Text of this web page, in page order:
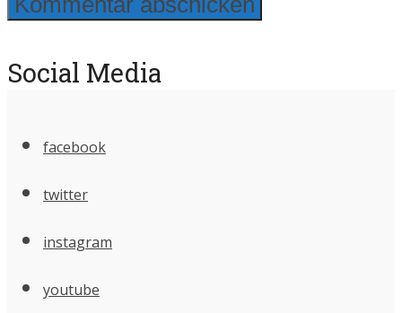
Social Media
facebook
twitter
instagram
youtube